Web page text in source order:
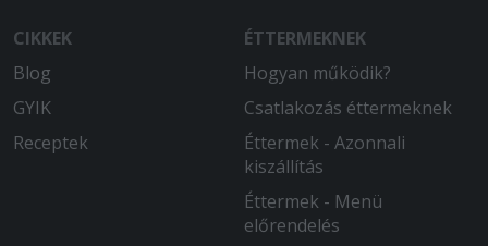
CIKKEK
Blog
GYIK
Receptek
ÉTTERMEKNEK
Hogyan működik?
Csatlakozás éttermeknek
Éttermek - Azonnali
kiszállítás
Éttermek - Menü
előrendelés